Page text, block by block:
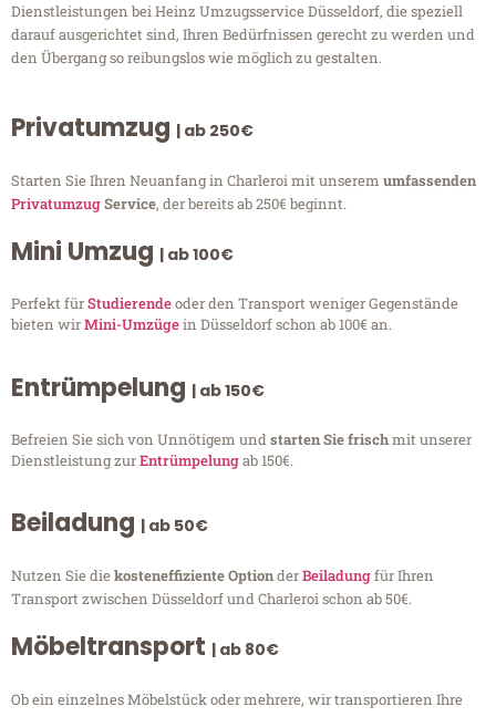
Dienstleistungen bei Heinz Umzugsservice Düsseldorf, die speziell
darauf ausgerichtet sind, Ihren Bedürfnissen gerecht zu werden und
den Übergang so reibungslos wie möglich zu gestalten.
Privatumzug | ab 250€
Starten Sie Ihren Neuanfang in Charleroi mit unserem umfassenden
PrivatumzugService, der bereits ab 250€ beginnt.
Mini Umzug | ab 100€
Perfekt fürStudierendeoder den Transport weniger Gegenstände
bieten wirMini-Umzügein Düsseldorf schon ab 100€ an.
Entrümpelung | ab 150€
Befreien Sie sich von Unnötigem undstarten Sie frischmit unserer
Dienstleistung zurEntrümpelungab 150€.
Beiladung | ab 50€
Nutzen Sie diekosteneffiziente OptionderBeiladungfür Ihren
Transport zwischen Düsseldorf und Charleroi schon ab 50€.
Möbeltransport | ab 80€
Ob ein einzelnes Möbelstück oder mehrere, wir transportieren Ihre